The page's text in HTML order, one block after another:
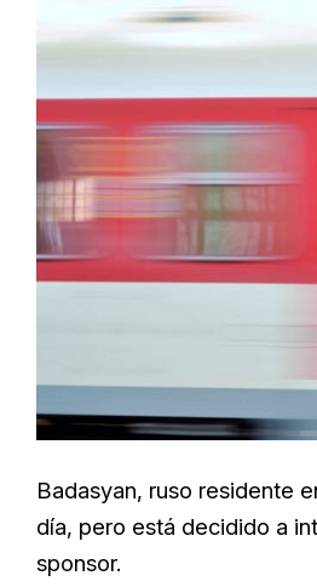
Badasyan, ruso residente
día, pero está decidido a
sponsor.